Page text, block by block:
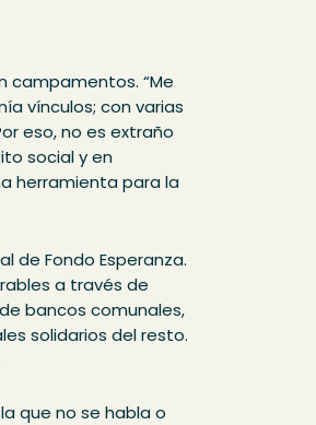
campamentos. “Me
vínculos; con varias
eso, no es extraño
social y en
herramienta para la
de Fondo Esperanza.
a través de
bancos comunales,
solidarios del resto.
que no se habla o